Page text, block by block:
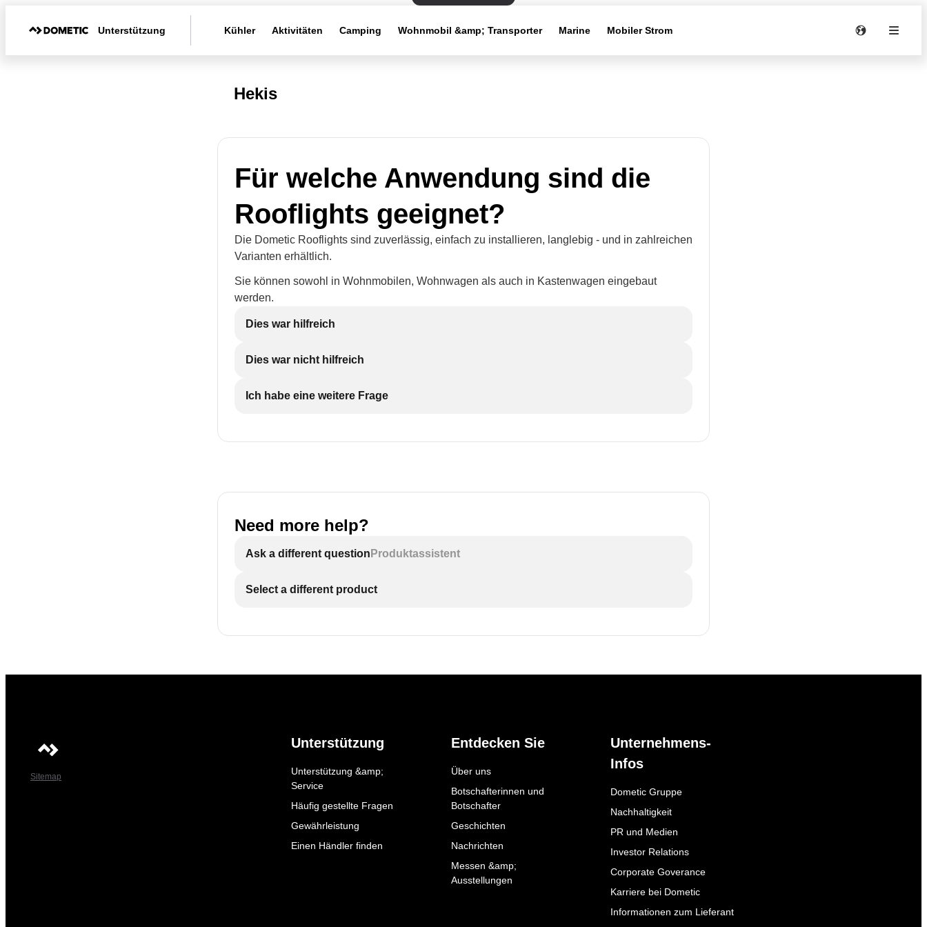
Unterstützung Kühler Aktivitäten Camping Wohnmobil &amp; Transporter Marine Mobiler Strom
Hekis
Für welche Anwendung sind die
Rooflights geeignet?
Die Dometic Rooflights sind zuverlässig, einfach zu installieren, langlebig - und in zahlreichen
Varianten erhältlich.
Sie können sowohl in Wohnmobilen, Wohnwagen als auch in Kastenwagen eingebaut
werden.
Dies war hilfreich
Dies war nicht hilfreich
Ich habe eine weitere Frage
Need more help?
Ask a different question Produktassistent
Select a different product
Sitemap
Unterstützung
Unterstützung &amp;
Service
Häufig gestellte Fragen
Gewährleistung
Einen Händler finden
Entdecken Sie
Über uns
Botschafterinnen und
Botschafter
Geschichten
Nachrichten
Messen &amp;
Ausstellungen
Unternehmens-
Infos
Dometic Gruppe
Nachhaltigkeit
PR und Medien
Investor Relations
Corporate Goverance
Karriere bei Dometic
Informationen zum Lieferant